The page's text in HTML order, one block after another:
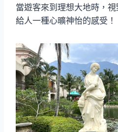
當遊客來到理想大地時，視
給人一種心曠神怡的感受！